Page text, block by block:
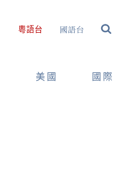
粵語台 國語台
美國 國際